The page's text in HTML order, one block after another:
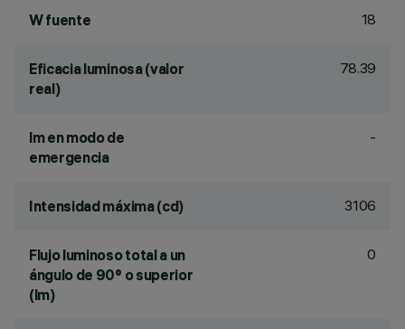
W fuente 18
Eficacia luminosa (valor
real)
78.39
lm en modo de
emergencia
-
Intensidad máxima (cd) 3106
Flujo luminoso total a un
ángulo de 90° o superior
(lm)
0